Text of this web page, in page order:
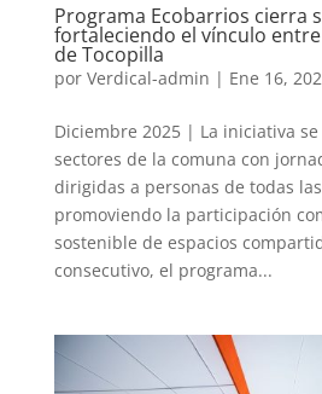
Programa Ecobarrios cierra
fortaleciendo el vínculo
de Tocopilla
por Verdical-admin | Ene 16,
Diciembre 2025 | La iniciativa
sectores de la comuna con
dirigidas a personas de todas
promoviendo la participación
sostenible de espacios
consecutivo, el programa...